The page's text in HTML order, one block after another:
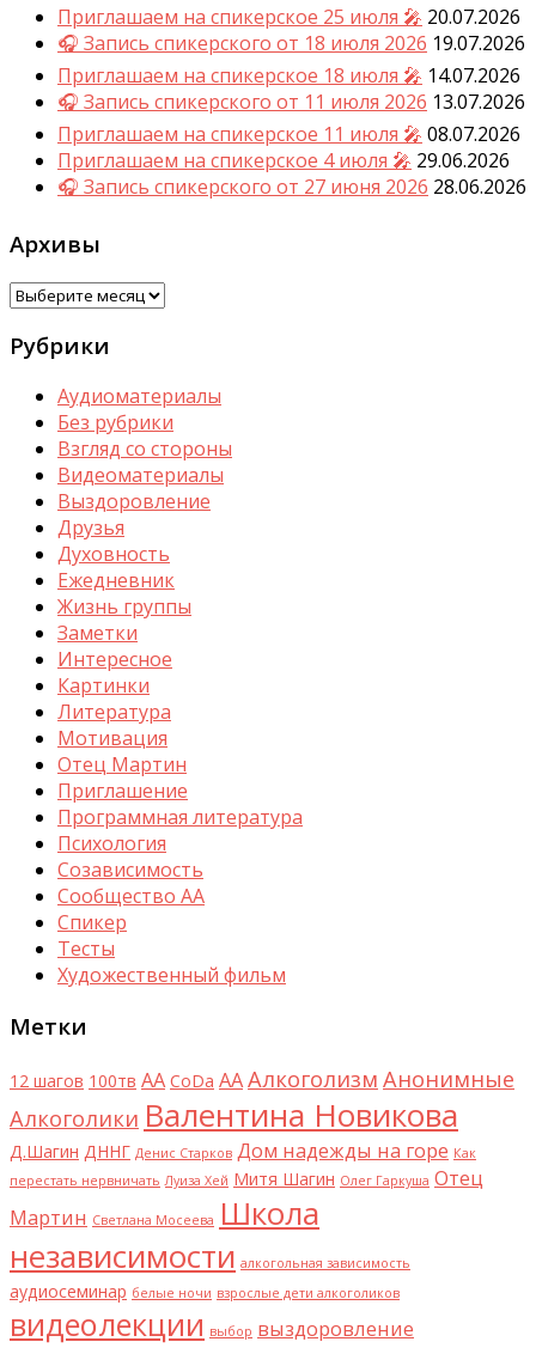
Приглашаем на спикерское 25 июля 🎤 20.07.2026
🎧 Запись спикерского от 18 июля 2026 19.07.2026
Приглашаем на спикерское 18 июля 🎤 14.07.2026
🎧 Запись спикерского от 11 июля 2026 13.07.2026
Приглашаем на спикерское 11 июля 🎤 08.07.2026
Приглашаем на спикерское 4 июля 🎤 29.06.2026
🎧 Запись спикерского от 27 июня 2026 28.06.2026
Архивы
Архивы
Рубрики
Аудиоматериалы
Без рубрики
Взгляд со стороны
Видеоматериалы
Выздоровление
Друзья
Духовность
Ежедневник
Жизнь группы
Заметки
Интересное
Картинки
Литература
Мотивация
Отец Мартин
Приглашение
Программная литература
Психология
Созависимость
Сообщество АА
Спикер
Тесты
Художественный фильм
Метки
12 шагов 100тв AA CoDa АААлкоголизм Анонимные
Алкоголики Валентина Новикова
Д.Шагин ДННГ Денис Старков Дом надежды на горе Как
перестать нервничать Луиза Хей Митя Шагин Олег Гаркуша Отец
Мартин Светлана Мосеева Школа
независимости алкогольная зависимость
аудиосеминар белые ночи взрослые дети алкоголиков
видеолекции выбор выздоровление